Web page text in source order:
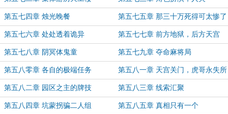
第五七四章 烛光晚餐 第五七五章 那三十万死得可太惨了
第五七六章 处处透着诡异 第五七七章 前方地狱，后方天宫
第五七八章 阴冥体鬼童 第五七九章 夺命麻将局
第五八零章 各自的极端任务 第五八一章 天宫关门，虎哥永失所
爱
第五八二章 园区之主的牌技 第五八三章 线索汇聚
第五八四章 坑蒙拐骗二人组 第五八五章 真相只有一个